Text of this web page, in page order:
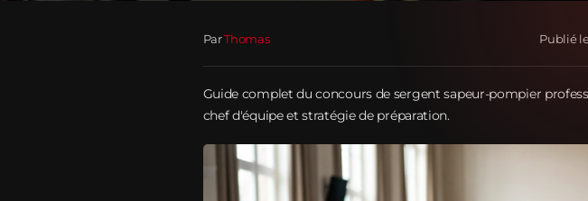
ParThomas Publié
Guide complet du concours de sergent sapeur-pompier
chef d'équipe et stratégie de préparation.